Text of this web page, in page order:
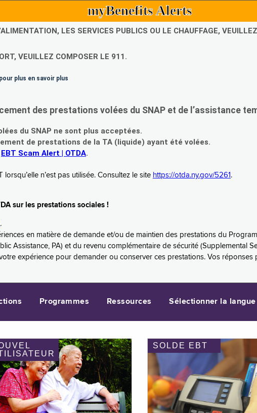
myBenefits Alerts
LES SERVICES PUBLICS OU LE CHAUFFAGE,
VEUILLEZ COMPOSER LE 911.
plus en savoir plus
des prestations volées du SNAP et de l’assistance
du SNAP ne sont plus acceptées.
de prestations de la TA (liquide) ayant été volées.
EBT Scam Alert | OTDA.
n’est pas utilisée. Consultez le site https://otda.ny.gov/5261 .
sur les prestations sociales !
.
en matière de demande et/ou de maintien des prestations du
Assistance, PA) et du revenu complémentaire de sécurité (Supplemental
expérience pour demander ou conserver ces prestations. Vos
Programmes Ressources Sélectionner la langue
SOLDE EBT